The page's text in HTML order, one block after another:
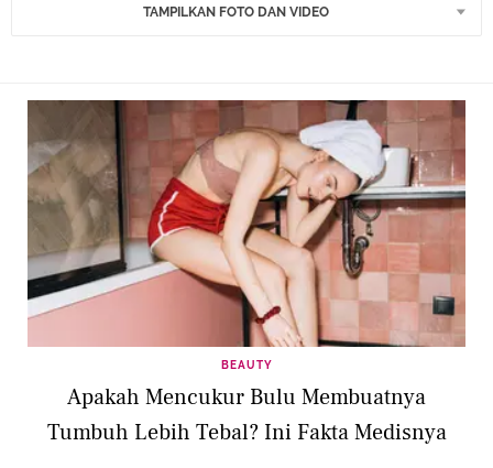
TAMPILKAN FOTO DAN VIDEO
BEAUTY
Apakah Mencukur Bulu Membuatnya
Tumbuh Lebih Tebal? Ini Fakta Medisnya